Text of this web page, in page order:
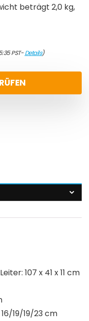
beträgt 2,0 kg,
PST-Details)
107 x 41 x 11 cm
19/19/23 cm